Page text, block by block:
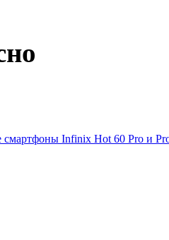
Infinix Hot 60 Pro и